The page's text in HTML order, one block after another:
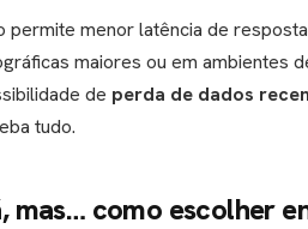
permite menor latência de
maiores ou em ambientes
de perda de dados
tudo.
mas… como escolher